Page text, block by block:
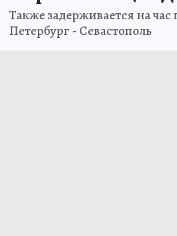
Также задерживается на час
Петербург - Севастополь